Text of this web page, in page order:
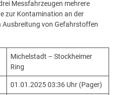
Messfahrzeugen mehrere
zur Kontamination an der
Ausbreitung von Gefahrstoffen
Michelstadt – Stockheimer
Ring
01.01.2025 03:36 Uhr (Pager)